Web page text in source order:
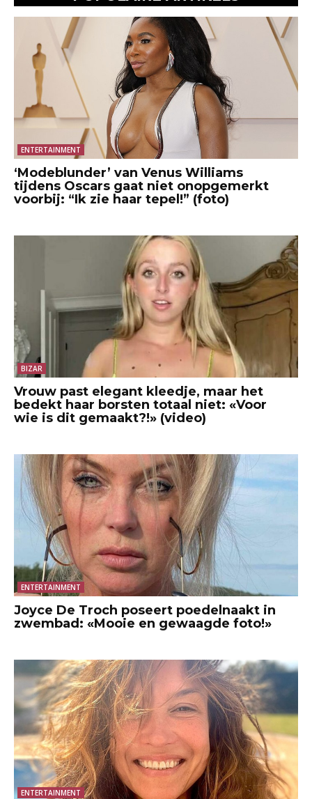
ENTERTAINMENT
‘Modeblunder’ van Venus Williams
tijdens Oscars gaat niet onopgemerkt
voorbij: “Ik zie haar tepel!” (foto)
BIZAR
Vrouw past elegant kleedje, maar het
bedekt haar borsten totaal niet: «Voor
wie is dit gemaakt?!» (video)
ENTERTAINMENT
Joyce De Troch poseert poedelnaakt in
zwembad: «Mooie en gewaagde foto!»
ENTERTAINMENT